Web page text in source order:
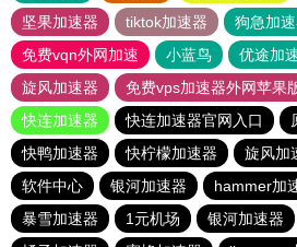
坚果加速器
tiktok加速器
狗急加
免费vqn外网加速
小蓝鸟 优途加
旋风加速器
免费vps加速器外网苹果
快连加速器
快连加速器官网入口
快鸭加速器
快柠檬加速器 旋风加
软件中心
银河加速器 hammer加
暴雪加速器
1元机场 银河加速器